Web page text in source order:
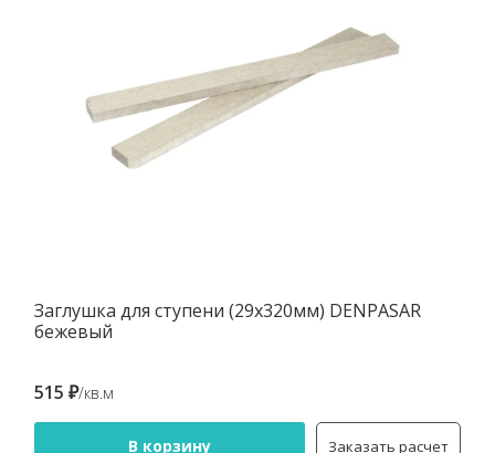
Заглушка для ступени (29х320мм) DENPASAR
бежевый
515 ₽/кв.м
В корзину Заказать расчет